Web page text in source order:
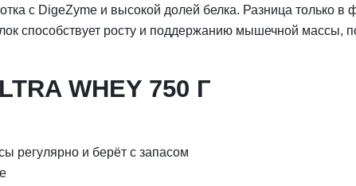
с DigeZyme и высокой долей белка. Разница только в
способствует росту и поддержанию мышечной массы,
WHEY 750 Г
регулярно и берёт с запасом